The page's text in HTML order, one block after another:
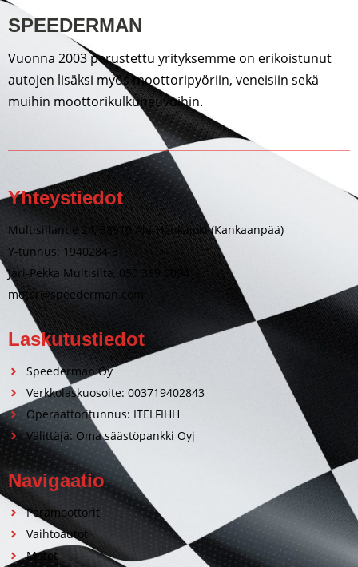
SPEEDERMAN
Vuonna 2003 perustettu yrityksemme on erikoistunut
autojen lisäksi myös moottoripyöriin, veneisiin sekä
muihin moottorikulkuneuvoihin.
Yhteystiedot
Multisillantie 24, 38910 Ala-Honkajoki (Kankaanpää)
Y-tunnus: 1940284-3
Jari-Pekka Multisilta, 050 369 0094
motor@speederman.com
Laskutustiedot
Speederman Oy
Verkkolaskuosoite: 003719402843
Operaattoritunnus: ITELFIHH
Välittäjä: Oma säästöpankki Oyj
Navigaatio
Perämoottorit
Vaihtoautot
Motot